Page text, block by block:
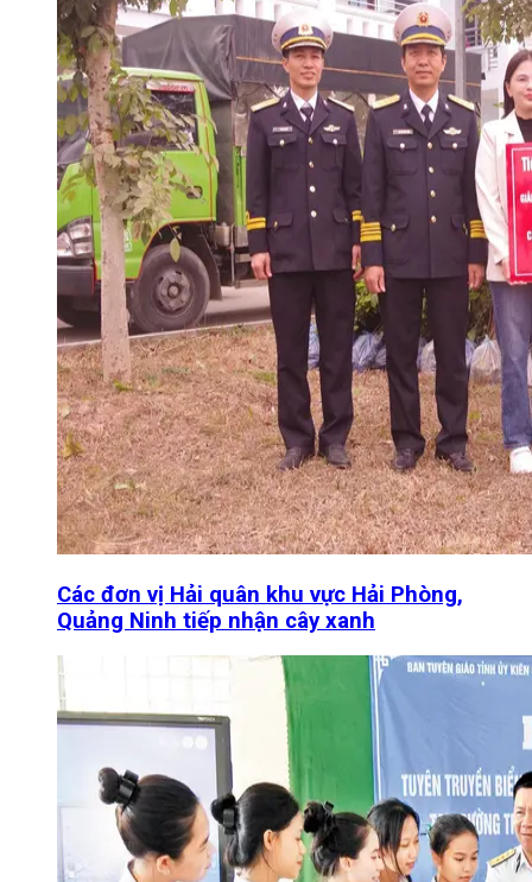
Các đơn vị Hải quân khu vực Hải Phòng,
Quảng Ninh tiếp nhận cây xanh